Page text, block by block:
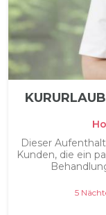
Dieser
Kunden, die ein
5